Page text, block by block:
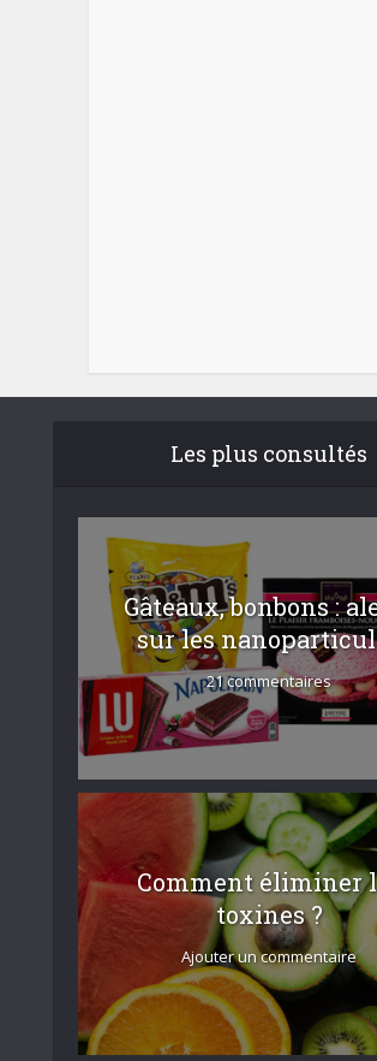
Les plus consultés
Gâteaux, bonbons :
sur les
21 commentaires
Comment éliminer
toxines ?
Ajouter un commentaire